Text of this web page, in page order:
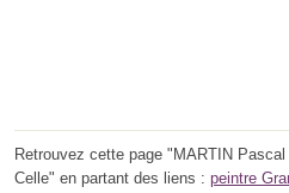
Retrouvez cette page "MARTIN
Celle" en partant des liens : peintre